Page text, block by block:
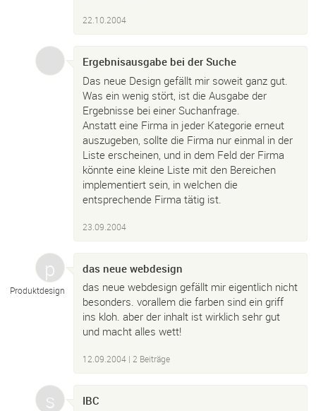
22.10.2004
Ergebnisausgabe bei der Suche
Das neue Design gefällt mir soweit ganz gut.
Was ein wenig stört, ist die Ausgabe der
Ergebnisse bei einer Suchanfrage.
Anstatt eine Firma in jeder Kategorie erneut
auszugeben, sollte die Firma nur einmal in der
Liste erscheinen, und in dem Feld der Firma
könnte eine kleine Liste mit den Bereichen
implementiert sein, in welchen die
entsprechende Firma tätig ist.
23.09.2004
Produktdesign
das neue webdesign
das neue webdesign gefällt mir eigentlich nicht
besonders. vorallem die farben sind ein griff
ins kloh. aber der inhalt ist wirklich sehr gut
und macht alles wett!
12.09.2004 | 2 Beiträge
IBC